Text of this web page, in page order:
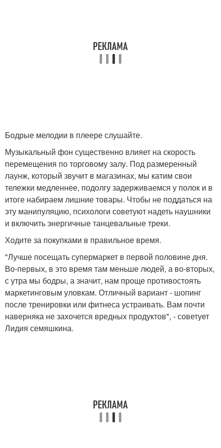
Бодрые мелодии в плеере слушайте.
Музыкальный фон существенно влияет на скорость
перемещения по торговому залу. Под размеренный
лаунж, который звучит в магазинах, мы катим свои
тележки медленнее, подолгу задерживаемся у полок и в
итоге набираем лишние товары. Чтобы не поддаться на
эту манипуляцию, психологи советуют надеть наушники
и включить энергичные танцевальные треки.
Ходите за покупками в правильное время.
"Лучше посещать супермаркет в первой половине дня.
Во-первых, в это время там меньше людей, а во-вторых,
с утра мы бодры, а значит, нам проще противостоять
маркетинговым уловкам. Отличный вариант - шопинг
после тренировки или фитнеса устраивать. Вам почти
наверняка не захочется вредных продуктов", - советует
Лидия семяшкина.